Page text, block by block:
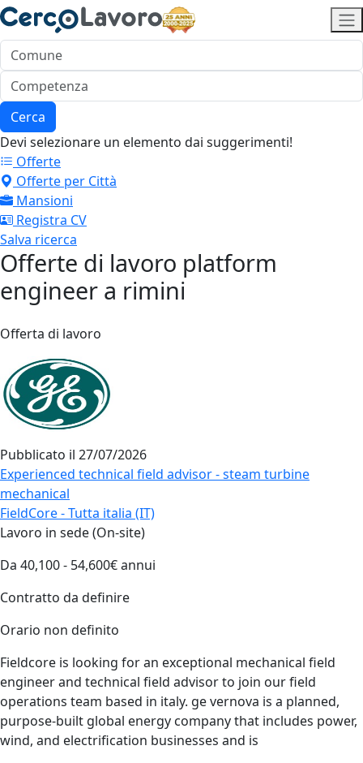
Cerca
Devi selezionare un elemento dai suggerimenti!
Offerte
Offerte per Città
Mansioni
Registra CV
Salva ricerca
Offerte di lavoro platform
engineer a rimini
Offerta di lavoro
Pubblicato il 27/07/2026
Experienced technical field advisor - steam turbine
mechanical
FieldCore - Tutta italia (IT)
Lavoro in sede (On-site)
Da 40,100 - 54,600€ annui
Contratto da definire
Orario non definito
Fieldcore is looking for an exceptional mechanical field
engineer and technical field advisor to join our field
operations team based in italy. ge vernova is a planned,
purpose-built global energy company that includes power,
wind, and electrification businesses and is